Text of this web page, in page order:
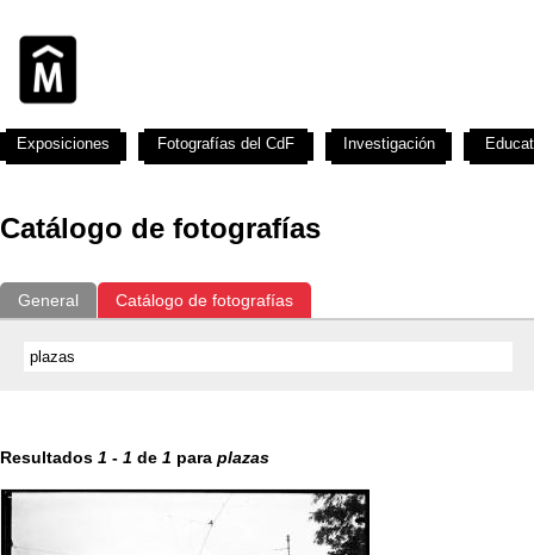
Catálogo de fotografías
General Catálogo de fotografías
Resultados 1 - 1 de 1 para plazas
Exposiciones Fotografías del CdF Investigación